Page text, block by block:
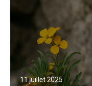
11 juillet 2025